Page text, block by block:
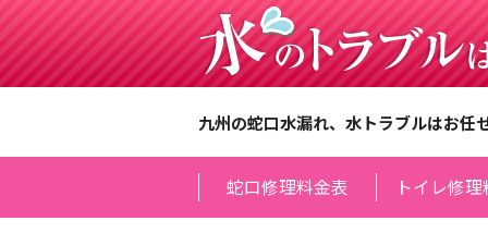
九州の蛇口水漏れ、水トラブルはお任
蛇口修理料金表 トイレ修